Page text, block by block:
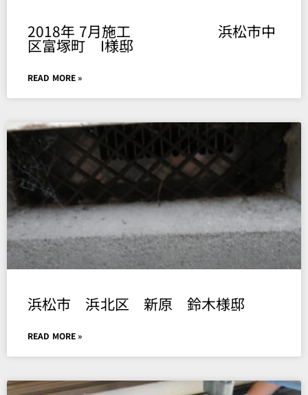
2018年 7月施工 浜松市中
区富塚町 I様邸
READ MORE »
浜松市 浜北区 新原 鈴木様邸
READ MORE »